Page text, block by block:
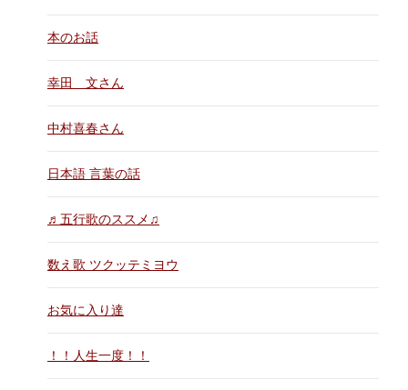
本のお話
幸田 文さん
中村喜春さん
日本語 言葉の話
♬五行歌のススメ♫
数え歌 ツクッテミヨウ
お気に入り達
！！人生一度！！